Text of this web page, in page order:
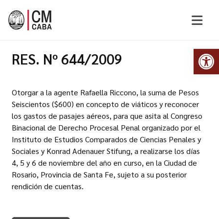
RES. Nº 644/2009
Otorgar a la agente Rafaella Riccono, la suma de Pesos
Seiscientos ($600) en concepto de viáticos y reconocer
los gastos de pasajes aéreos, para que asita al Congreso
Binacional de Derecho Procesal Penal organizado por el
Instituto de Estudios Comparados de Ciencias Penales y
Sociales y Konrad Adenauer Stifung, a realizarse los días
4, 5 y 6 de noviembre del año en curso, en la Ciudad de
Rosario, Provincia de Santa Fe, sujeto a su posterior
rendición de cuentas.